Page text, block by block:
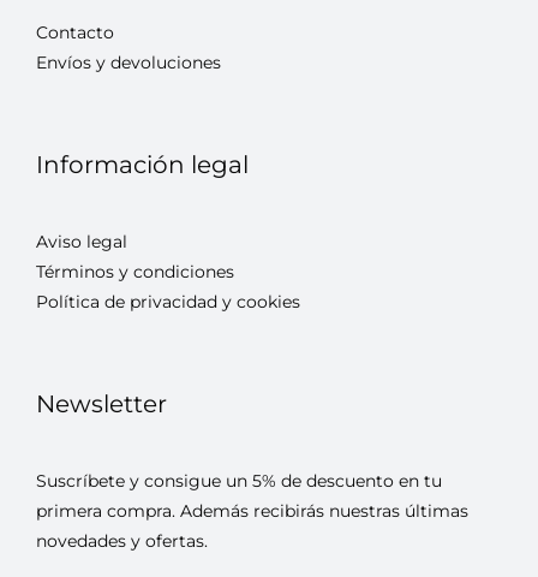
Contacto
Envíos y devoluciones
Información legal
Aviso legal
Términos y condiciones
Política de privacidad y cookies
Newsletter
Suscríbete y consigue un 5% de descuento en tu
primera compra. Además recibirás nuestras últimas
novedades y ofertas.